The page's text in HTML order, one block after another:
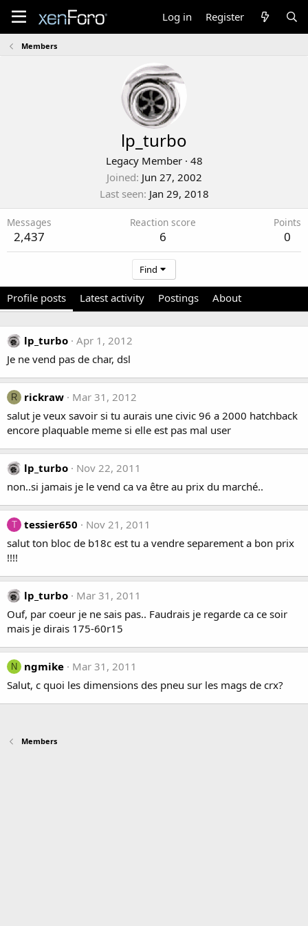
Log in Register
Members
lp_turbo
Legacy Member · 48
Joined Jun 27, 2002
Last seen Jan 29, 2018
Messages
2,437
Reaction score
6
Points
0
Find
Profile posts Latest activity Postings About
lp_turbo Apr 1, 2012
Je ne vend pas de char, dsl
R rickraw
Mar 31, 2012
salut je veux savoir si tu aurais une civic 96 a 2000 hatchback
encore plaquable meme si elle est pas mal user
lp_turbo
Nov 22, 2011
non..si jamais je le vend ca va être au prix du marché..
T tessier650
Nov 21, 2011
salut ton bloc de b18c est tu a vendre separement a bon prix
!!!!
lp_turbo
Mar 31, 2011
Ouf, par coeur je ne sais pas.. Faudrais je regarde ca ce soir
mais je dirais 175-60r15
N ngmike
Mar 31, 2011
Salut, c quoi les dimensions des pneu sur les mags de crx?
Members